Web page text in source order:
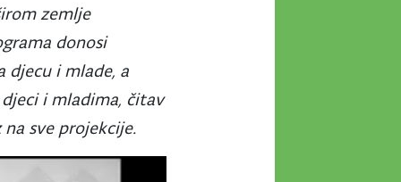
zemlje
donosi
djecu i mlade, a
i mladima, čitav
sve projekcije.